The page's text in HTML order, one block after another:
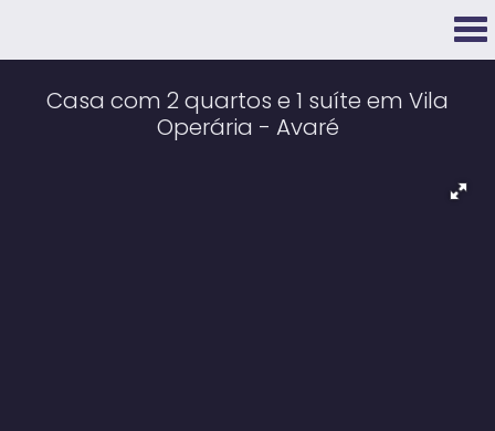
Casa com 2 quartos e 1 suíte em Vila
Operária - Avaré